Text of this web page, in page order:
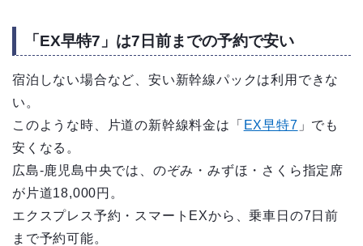
「EX早特7」は7日前までの予約で安い
宿泊しない場合など、安い新幹線パックは利用できな
い。
このような時、片道の新幹線料金は「 EX早特7 」でも
安くなる。
広島-鹿児島中央では、のぞみ・みずほ・さくら指定席
が片道18,000円。
エクスプレス予約・スマートEXから、乗車日の7日前
まで予約可能。